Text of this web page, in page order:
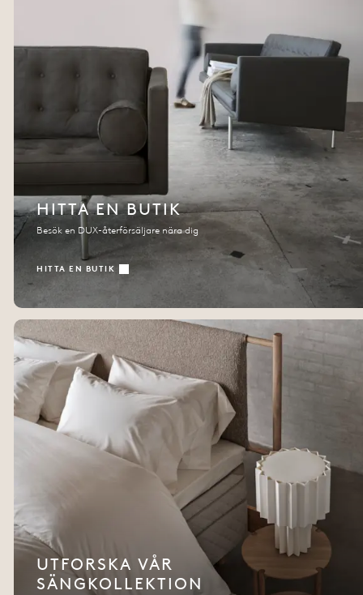
HITTA EN BUTIK
Besök en DUX-återförsäljare nära dig
HITTA EN BUTIK
UTFORSKA VÅR
SÄNGKOLLEKTION